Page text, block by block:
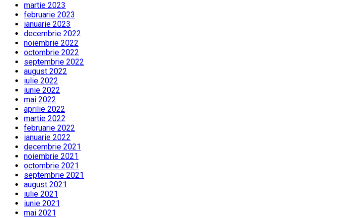
martie 2023
februarie 2023
ianuarie 2023
decembrie 2022
noiembrie 2022
octombrie 2022
septembrie 2022
august 2022
iulie 2022
iunie 2022
mai 2022
aprilie 2022
martie 2022
februarie 2022
ianuarie 2022
decembrie 2021
noiembrie 2021
octombrie 2021
septembrie 2021
august 2021
iulie 2021
iunie 2021
mai 2021